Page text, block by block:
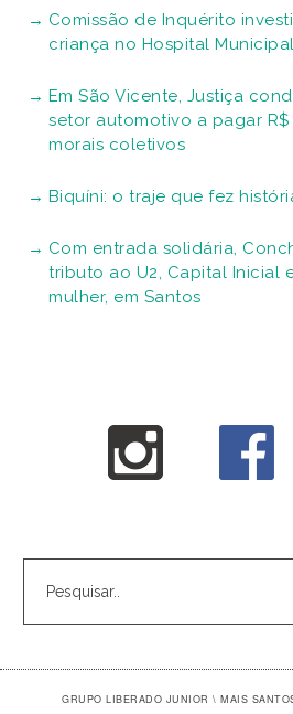
Comissão de Inquérito
criança no Hospital Municipal
Em São Vicente, Justiça
setor automotivo a pagar
morais coletivos
Biquíni: o traje que fez
Com entrada solidária,
tributo ao U2, Capital Inicial
mulher, em Santos
GRUPO LIBERADO JUNIOR \ MAIS